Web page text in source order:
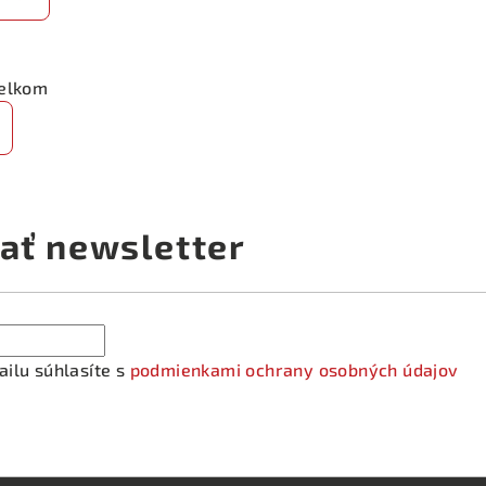
newsletter
súhlasíte s podmienkami ochrany osobných údajov